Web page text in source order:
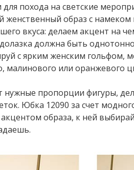
для похода на светские
женственный образ с
вкуса: делаем акцент на
должна быть
с ярким женским
малинового или оранжевого
нужные пропорции фигуры,
Юбка 12090 за счет
образа, к ней